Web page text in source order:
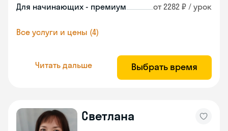
Для начинающих - премиум от 2282 ₽ / урок
Все услуги и цены (4)
Читать дальше Выбрать время
Светлана